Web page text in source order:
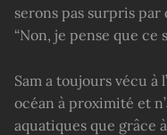
serons pas surpris par
“Non, je pense que ce
Sam a toujours vécu à
océan à proximité et
aquatiques que grâce